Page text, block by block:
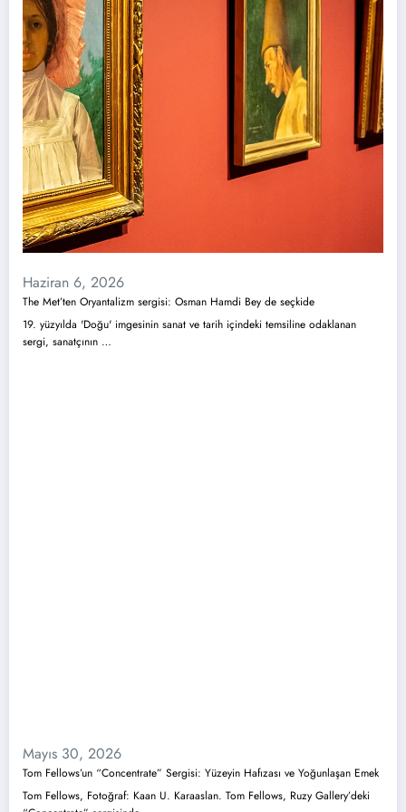
Haziran 6, 2026
The Met’ten Oryantalizm sergisi: Osman Hamdi Bey de seçkide
19. yüzyılda 'Doğu' imgesinin sanat ve tarih içindeki temsiline odaklanan
sergi, sanatçının …
Mayıs 30, 2026
Tom Fellows’un “Concentrate” Sergisi: Yüzeyin Hafızası ve Yoğunlaşan Emek
Tom Fellows, Fotoğraf: Kaan U. Karaaslan. Tom Fellows, Ruzy Gallery’deki